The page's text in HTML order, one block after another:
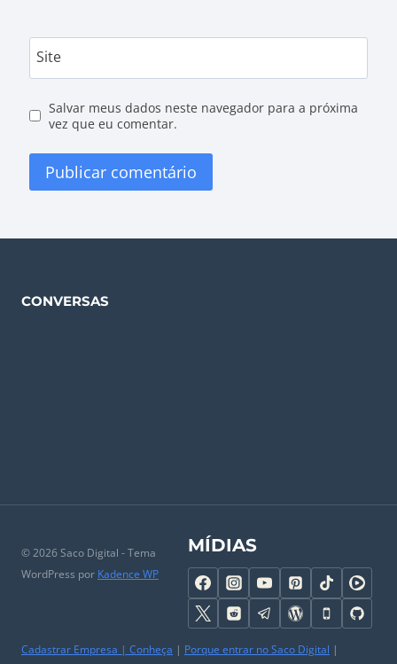
Site
Salvar meus dados neste navegador para a próxima
vez que eu comentar.
CONVERSAS
© 2026 Saco Digital - Tema
WordPress por Kadence WP
MÍDIAS
Cadastrar Empresa | Conheça | Porque entrar no Saco Digital |